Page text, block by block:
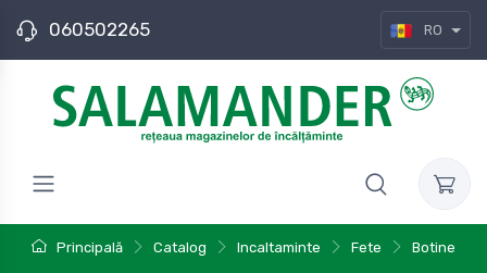
060502265 RO
Principală Catalog Incaltaminte Fete Botine